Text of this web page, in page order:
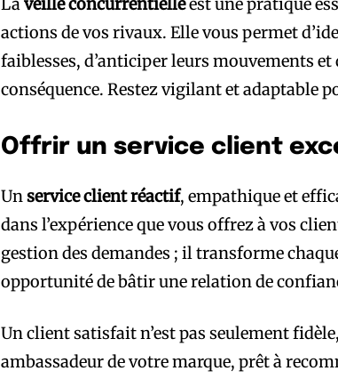
Laveille concurrentielleest une pratique
actions de vos rivaux. Elle vous permet
faiblesses, d’anticiper leurs mouvements et
conséquence. Restez vigilant et adaptable
Offrir un service client
Unservice client réactif, empathique et
dans l’expérience que vous offrez à vos
gestion des demandes ; il transforme
opportunité de bâtir une relation de
Un client satisfait n’est pas seulement
ambassadeur de votre marque, prêt à